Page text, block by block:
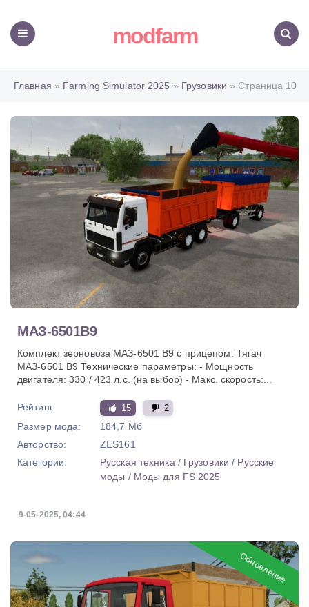
modfarm
Главная » Farming Simulator 2025 » Грузовики » Страница 10
МАЗ-6501В9
Комплект зерновоза МАЗ-6501 В9 с прицепом. Тягач
МАЗ-6501 В9 Технические параметры: - Мощность
двигателя: 330 / 423 л.с. (на выбор) - Макс. скорость:...
Рейтинг: 15 2
Размер мода:
184,7 Мб
Авторство:
ZES161
Категории:
Русская техника / Грузовики / Русские
моды / Моды для FS 2025
9-05-2025, 04:44
Обновление